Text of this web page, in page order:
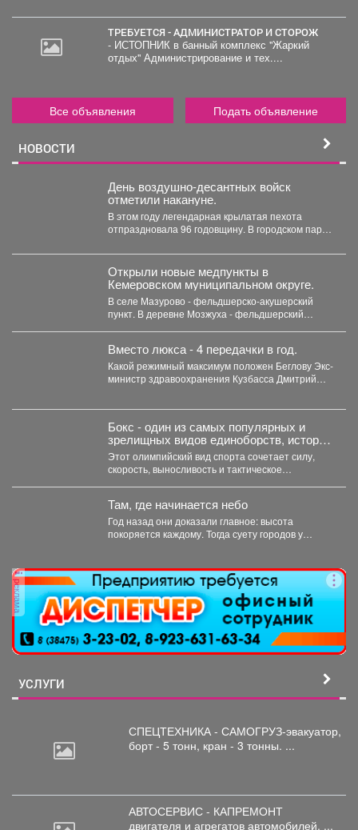
ТРЕБУЕТСЯ - АДМИНИСТРАТОР И СТОРОЖ
- ИСТОПНИК в банный комплекс "Жаркий
отдых" Администрирование и тех....
Все объявления Подать объявление
НОВОСТИ
День воздушно-десантных войск
отметили накануне.
В этом году легендарная крылатая пехота
отпраздновала 96 годовщину. В городском парке
Открыли новые медпункты в
Кемеровском муниципальном округе.
В селе Мазурово - фельдшерско-акушерский
пункт. В деревне Мозжуха - фельдшерский
Вместо люкса - 4 передачки в год.
Какой режимный максимум положен Беглову Экс-
министр здравоохранения Кузбасса Дмитрий
Бокс - один из самых популярных и
зрелищных видов единоборств, история
которого насчитывает не одно столетие.
Этот олимпийский вид спорта сочетает силу,
скорость, выносливость и тактическое
Там, где начинается небо
Год назад они доказали главное: высота
покоряется каждому. Тогда суету городов у
реклама
УСЛУГИ
СПЕЦТЕХНИКА - САМОГРУЗ-эвакуатор,
борт - 5 тонн, кран - 3 тонны. ...
АВТОСЕРВИС - КАПРЕМОНТ
двигателя и агрегатов автомобилей. ...